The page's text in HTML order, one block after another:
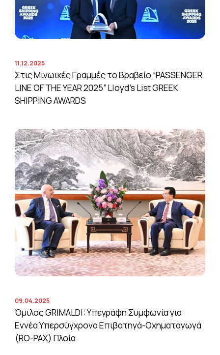
11.12.2025
Στις Μινωικές Γραμμές το Βραβείο “PASSENGER
LINE OF THE YEAR 2025” Lloyd’s List GREEK
SHIPPING AWARDS
09.04.2025
Όμιλος GRIMALDI: Υπεγράφη Συμφωνία για
Εννέα Υπερσύγχρονα Επιβατηγά-Οχηματαγωγά
(RO-PAX) Πλοία